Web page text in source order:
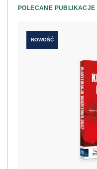
POLECANE PUBLIKACJE
NOWOŚĆ